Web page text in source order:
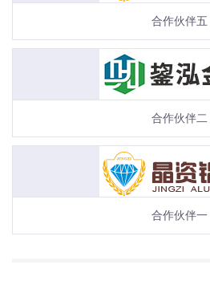
合作伙伴五
合作伙伴二
合作伙伴一